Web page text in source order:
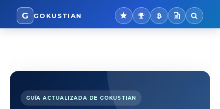
G GOKUSTIAN
GUÍA ACTUALIZADA DE GOKUSTIAN